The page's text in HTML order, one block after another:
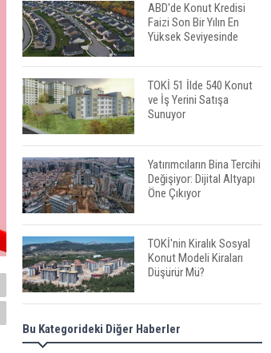
ABD'de Konut Kredisi
Faizi Son Bir Yılın En
Yüksek Seviyesinde
TOKİ 51 İlde 540 Konut
ve İş Yerini Satışa
Sunuyor
Yatırımcıların Bina Tercihi
Değişiyor: Dijital Altyapı
Öne Çıkıyor
TOKİ'nin Kiralık Sosyal
Konut Modeli Kiraları
Düşürür Mü?
İkinci El Konut Fiyatları
İspanya'da Bir Yılda
Bu Kategorideki Diğer Haberler